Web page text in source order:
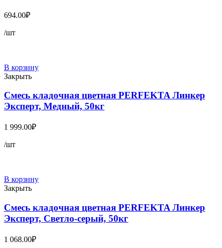
694.00₽
/шт
В корзину
Закрыть
Смесь кладочная цветная PERFEKTA Линкер
Эксперт, Медный, 50кг
1 999.00₽
/шт
В корзину
Закрыть
Смесь кладочная цветная PERFEKTA Линкер
Эксперт, Светло-серый, 50кг
1 068.00₽